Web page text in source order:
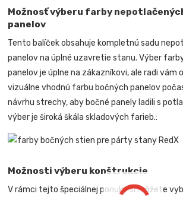
Možnosť výberu farby
panelov
Tento balíček obsahuje kompletnú sadu
panelov na úplné uzavretie stanu. Výber
panelov je úplne na zákazníkovi, ale radi vám
vizuálne vhodnú farbu bočných panelov
návrhu strechy, aby bočné panely ladili s
výber je široká škála skladových farieb.:
Možnosti výberu konštrukcie
V rámci tejto špeciálnej ponuky si môžete